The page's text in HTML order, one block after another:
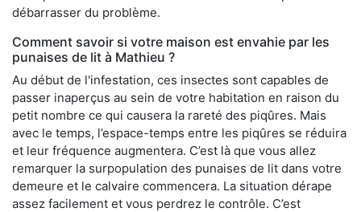
débarrasser du problème.
Comment savoir si votre maison est envahie par les
punaises de lit à Mathieu ?
Au début de l'infestation, ces insectes sont capables de
passer inaperçus au sein de votre habitation en raison du
petit nombre ce qui causera la rareté des piqûres. Mais
avec le temps, l’espace-temps entre les piqûres se réduira
et leur fréquence augmentera. C’est là que vous allez
remarquer la surpopulation des punaises de lit dans votre
demeure et le calvaire commencera. La situation dérape
assez facilement et vous perdrez le contrôle. C’est